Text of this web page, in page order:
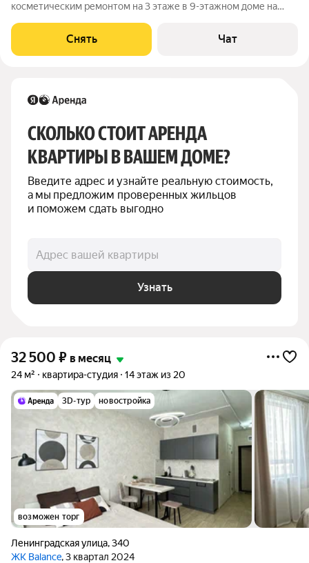
косметическим ремонтом на 3 этаже в 9-этажном доме на
панельный, окна выходят на улицу.
Снять Чат
СКОЛЬКО СТОИТ АРЕНДА
КВАРТИРЫ В ВАШЕМ ДОМЕ?
Введите адрес и узнайте реальную стоимость,
а мы предложим проверенных жильцов
и поможем сдать выгодно
Адрес вашей квартиры
Узнать
32 500 ₽ в месяц
24 м² квартира-студия 14 этаж из 20
3D-тур новостройка
возможен торг
Ленинградская улица,340
ЖК Balance, 3 квартал 2024